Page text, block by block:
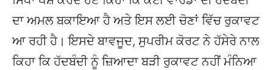
ਦਾ ਅਮਲ ਬਕਾਇਆ ਹੈ ਅਤੇ ਇਸ ਲਈ ਚੋਣਾਂ ਵਿੱਚ ਰੁਕਾਵਟ
ਆ ਰਹੀ ਹੈ। ਇਸਦੇ ਬਾਵਜੂਦ, ਸੁਪਰੀਮ ਕੋਰਟ ਨੇ ਹੱਸੇਰੇ ਨਾਲ
ਕਿਹਾ ਕਿ ਹੱਦਬੰਦੀ ਨੂੰ ਜ਼ਿਆਦਾ ਬੜੀ ਰੁਕਾਵਟ ਨਹੀਂ ਮੰਨਿਆ